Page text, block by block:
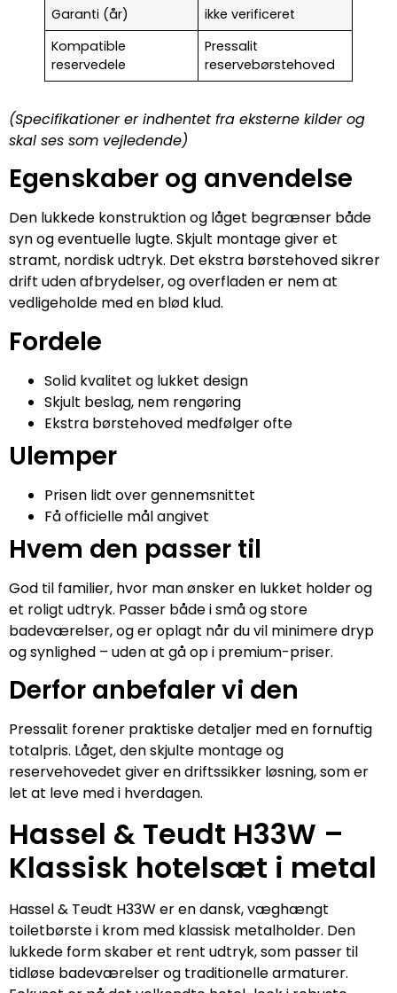
Garanti (år)
ikke verificeret
Kompatible
reservedele
Pressalit
reservebørstehoved
(Specifikationer er indhentet fra eksterne kilder og
skal ses som vejledende)
Egenskaber og anvendelse
Den lukkede konstruktion og låget begrænser både
syn og eventuelle lugte. Skjult montage giver et
stramt, nordisk udtryk. Det ekstra børstehoved sikrer
drift uden afbrydelser, og overfladen er nem at
vedligeholde med en blød klud.
Fordele
Solid kvalitet og lukket design
Skjult beslag, nem rengøring
Ekstra børstehoved medfølger ofte
Ulemper
Prisen lidt over gennemsnittet
Få officielle mål angivet
Hvem den passer til
God til familier, hvor man ønsker en lukket holder og
et roligt udtryk. Passer både i små og store
badeværelser, og er oplagt når du vil minimere dryp
og synlighed – uden at gå op i premium-priser.
Derfor anbefaler vi den
Pressalit forener praktiske detaljer med en fornuftig
totalpris. Låget, den skjulte montage og
reservehovedet giver en driftssikker løsning, som er
let at leve med i hverdagen.
Hassel & Teudt H33W –
Klassisk hotelsæt i metal
Hassel & Teudt H33W er en dansk, væghængt
toiletbørste i krom med klassisk metalholder. Den
lukkede form skaber et rent udtryk, som passer til
tidløse badeværelser og traditionelle armaturer.